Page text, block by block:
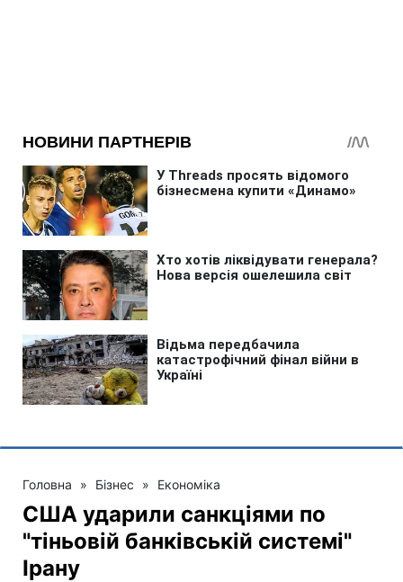
Головна » Бізнес » Економіка
США ударили санкціями по
"тіньовій банківській системі"
Ірану